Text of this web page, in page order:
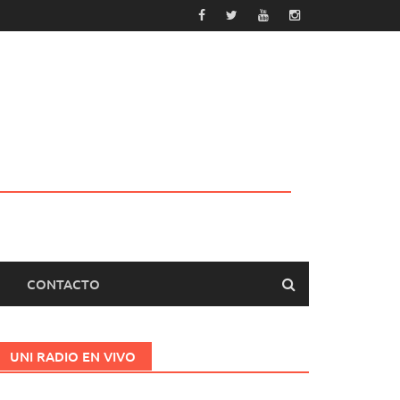
CONTACTO
UNI RADIO EN VIVO